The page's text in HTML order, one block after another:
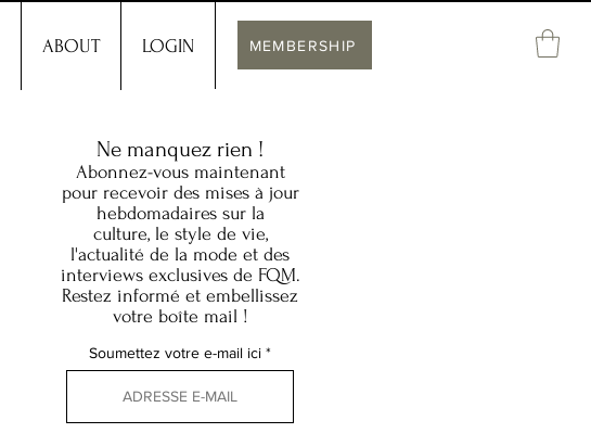
ABOUT LOGIN MEMBERSHIP
Ne manquez rien !
Abonnez-vous maintenant
pour recevoir des mises à jour
hebdomadaires sur la
culture, le style de vie,
l'actualité de la mode et des
interviews exclusives de FQM.
Restez informé et embellissez
votre boîte mail !
Soumettez votre e-mail ici